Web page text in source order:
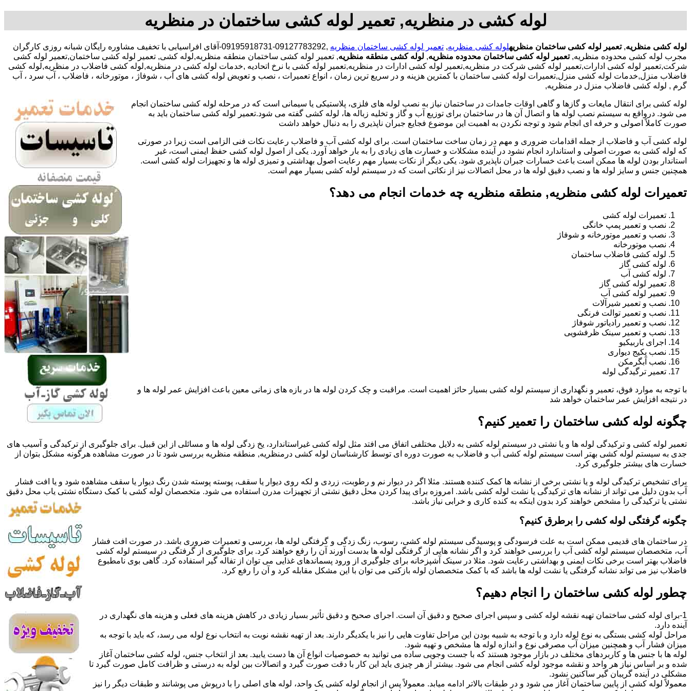
لوله کشی در منظریه, تعمیر لوله کشی ساختمان در منظریه
لوله کشی منظریه,تعمیر لوله کشی ساختمان منظریهلوله کشی منظریه, تعمیر لوله کشی ساختمان منظریه
,09127783292-09195918731-آقای افراسیابی با تخفیف مشاوره رایگان شبانه روزی کارگران
مجرب لوله کشی محدوده منظریه,تعمیر لوله کشی ساختمان محدوده منظریه, لوله کشی منطقه منظریه, تعمیر لوله کشی ساختمان منطقه منظریه,لوله کشی, تعمیر لوله کشی ساختمان,تعمیر لوله کشی
شرکت,تعمیر لوله کشی ادارات,تعمیر لوله کشی شرکت در منظریه,تعمیر لوله کشی ادارات در منظریه,تعمیر لوله کشی با نرخ اتحادیه ,خدمات لوله کشی در منظریه,لوله کشی فاضلاب در منظریه,لوله کشی
فاضلاب منزل,خدمات لوله کشی منزل,تعمیرات لوله کشی ساختمان با کمترین هزینه و در سریع ترین زمان ، انواع تعمیرات ، نصب و تعویض لوله کشی های آب ، شوفاژ ، موتورخانه ، فاضلاب ، آب سرد ، آب
گرم , لوله کشی فاضلاب منزل در منظریه,
لوله کشی برای انتقال مایعات و گازها و گاهی اوقات جامدات در ساختمان نیاز به نصب لوله های فلزی، پلاستیکی یا سیمانی است که در مرحله لوله کشی ساختمان انجام
می شود. درواقع به سیستم نصب لوله ها و اتصال آن ها در ساختمان برای توزیع آب و گاز و تخلیه زباله ها، لوله کشی گفته می شود.تعمیر لوله کشی ساختمان باید به
صورت کاملاً اصولی و حرفه ای انجام شود و توجه نکردن به اهمیت این موضوع فجایع جبران ناپذیری را به دنبال خواهد داشت
لوله کشی آب و فاضلاب از جمله اقدامات ضروری و مهم در زمان ساخت ساختمان است. برای لوله کشی آب و فاضلاب رعایت نکات فنی الزامی است زیرا در صورتی
که لوله کشی به صورت اصولی و استاندارد انجام نشود در آینده مشکلات و خسارت های زیادی را به بار خواهد آورد. یکی از اصول لوله کشی حفظ ایمنی است، غیر
استاندار بودن لوله ها ممکن است باعث خسارات جبران ناپذیری شود. یکی دیگر از نکات بسیار مهم رعایت اصول بهداشتی و تمیزی لوله ها و تجهیزات لوله کشی است.
همچنین جنس و سایز لوله ها و نصب دقیق لوله ها در محل اتصالات نیز از نکاتی است که در سیستم لوله کشی بسیار مهم است.
تعمیرات لوله کشی منظریه, منطقه منظریه چه خدمات انجام می دهد؟
تعمیرات لوله کشی
نصب و تعمیر پمپ خانگی
نصب و تعمیر موتورخانه و شوفاژ
نصب موتورخانه
لوله کشی فاضلاب ساختمان
لوله کشی گاز
لوله کشی آب
تعمیر لوله کشی گاز
تعمیر لوله کشی آب
نصب و تعمیر شیرآلات
نصب و تعمیر توالت فرنگی
نصب و تعمیر رادیاتور شوفاژ
نصب و تعمیر سینک ظرفشویی
اجرای باربیکیو
نصب پکیج دیواری
نصب آبگرمکن
تعمیر ترگیدگی لوله
با توجه به موارد فوق، تعمیر و نگهداری از سیستم لوله کشی بسیار حائز اهمیت است. مراقبت و چک کردن لوله ها در بازه های زمانی معین باعث افزایش عمر لوله ها و
در نتیجه افزایش عمر ساختمان خواهد شد
چگونه لوله کشی ساختمان را تعمیر کنیم؟
تعمیر لوله کشی و ترکیدگی لوله ها و یا نشتی در سیستم لوله کشی به دلایل مختلفی اتفاق می افتد مثل لوله کشی غیراستاندارد، یخ زدگی لوله ها و مسائلی از این قبیل. برای جلوگیری از ترکیدگی و آسیب های
جدی به سیستم لوله کشی بهتر است سیستم لوله کشی آب و فاضلاب به صورت دوره ای توسط کارشناسان لوله کشی درمنظریه, منطقه منظریه بررسی شود تا در صورت مشاهده هرگونه مشکل بتوان از
خسارت های بیشتر جلوگیری کرد.
برای تشخیص ترکیدگی لوله و یا نشتی برخی از نشانه ها کمک کننده هستند. مثلا اگر در دیوار نم و رطوبت، زردی و لکه روی دیوار یا سقف، پوسته پوسته شدن رنگ دیوار یا سقف مشاهده شود و یا افت فشار
آب بدون دلیل می تواند از نشانه های ترکیدگی یا نشت لوله کشی باشد. امروزه برای پیدا کردن محل دقیق نشتی از تجهیزات مدرن استفاده می شود. متخصصان لوله کشی با کمک دستگاه نشتی یاب محل دقیق
نشتی یا ترکیدگی را مشخص خواهند کرد بدون اینکه به کنده کاری و خرابی نیاز باشد.
چگونه گرفتگی لوله کشی را برطرق کنیم؟
در ساختمان های قدیمی ممکن است به علت فرسودگی و پوسیدگی سیستم لوله کشی، رسوب، زنگ زدگی و گرفتگی لوله ها، بررسی و تعمیرات ضروری باشد. در صورت افت فشار
آب، متخصصان سیستم لوله کشی آب را بررسی خواهند کرد و اگر نشانه هایی از گرفتگی لوله ها بدست آورند آن را رفع خواهند کرد. برای جلوگیری از گرفتگی در سیستم لوله کشی
فاضلاب بهتر است برخی نکات ایمنی و بهداشتی رعایت شود. مثلا در سینک آشپزخانه برای جلوگیری از ورود پسماندهای غذایی می توان از تفاله گیر استفاده کرد. گاهی بوی نامطبوع
فاضلاب نیز می تواند نشانه گرفتگی یا نشت لوله ها باشد که با کمک متخصصان لوله بازکنی می توان با این مشکل مقابله کرد و آن را رفع کرد.
چطور لوله کشی ساختمان را انجام دهیم؟
1-برای لوله کشی ساختمان تهیه نقشه لوله کشی و سپس اجرای صحیح و دقیق آن است. اجرای صحیح و دقیق تأثیر بسیار زیادی در کاهش هزینه های فعلی و هزینه های نگهداری در
آینده دارد.
مراحل لوله کشی بستگی به نوع لوله دارد و با توجه به شبیه بودن این مراحل تفاوت هایی را نیز با یکدیگر دارند. بعد از تهیه نقشه نوبت به انتخاب نوع لوله می رسد، که باید با توجه به
میزان فشار آب و همچنین میزان آب مصرفی نوع و اندازه لوله ها مشخص و تهیه شود.
لوله ها با جنس ها و کاربردهای مختلف در بازار موجود هستند که با جست وجویی ساده می توانید به خصوصیات انواع آن ها دست یابید. بعد از انتخاب جنس، لوله کشی ساختمان آغاز
شده و بر اساس نیاز هر واحد و نقشه موجود لوله کشی انجام می شود. بیشتر از هر چیزی باید این کار با دقت صورت گیرد و اتصالات بین لوله به درستی و ظرافت کامل صورت گیرد تا
مشکلی در آینده گریبان گیر ساکنین نشود.
معمولاً لوله کشی از پایین ساختمان آغاز می شود و در طبقات بالاتر ادامه میابد. معمولاً پس از انجام لوله کشی یک واحد، لوله های اصلی را با درپوش می پوشانند و طبقات دیگر را نیز